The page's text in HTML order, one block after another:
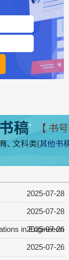
2025-07-28
2025-07-28
2025-07-26
in
2025-07-26